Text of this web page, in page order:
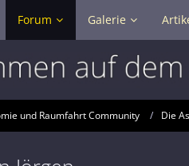
Forum Galerie
und Raumfahrt Community Die